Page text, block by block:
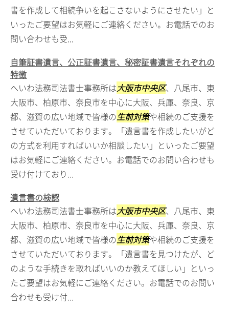
書を作成して相続争いを起こさないようにさせたい」と
いったご要望はお気軽にご連絡ください。お電話でのお
問い合わせも受...
自筆証書遺言、公正証書遺言、秘密証書遺言それぞれの
特徴
へいわ法務司法書士事務所は大阪市中央区、八尾市、東
大阪市、柏原市、奈良市を中心に大阪、兵庫、奈良、京
都、滋賀の広い地域で皆様の生前対策や相続のご支援を
させていただいております。「遺言書を作成したいがど
の方式を利用すればいいか相談したい」といったご要望
はお気軽にご連絡ください。お電話でのお問い合わせも
受け付けており...
遺言書の検認
へいわ法務司法書士事務所は大阪市中央区、八尾市、東
大阪市、柏原市、奈良市を中心に大阪、兵庫、奈良、京
都、滋賀の広い地域で皆様の生前対策や相続のご支援を
させていただいております。「遺言書を見つけたが、ど
のような手続きを取ればいいのか教えてほしい」といっ
たご要望はお気軽にご連絡ください。お電話でのお問い
合わせも受け付...